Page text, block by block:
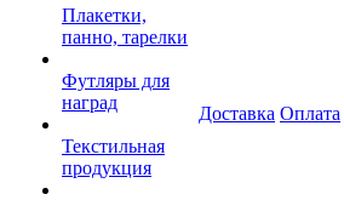
Плакетки,
панно, тарелки
Футляры для
наград
Текстильная
продукция
Доставка Оплата